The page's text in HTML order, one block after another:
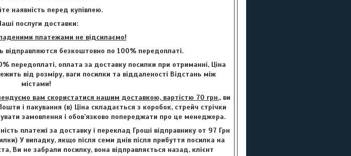
наявність перед купівлею.
послуги доставки:
платежами не відсилаємо!
відправляются безкоштовно по 100% передоплаті.
передоплаті, оплата за доставку посилки при отриманні, Ціна
від розміру, ваги посилки та віддаленості Відстань між
містами!
вам скористатися нашим доставкою, вартістю 70 грн., ви
і пакування (в) Ціна складається з коробок, стрейч стрічки
замовлення і обов’язково попереджати про це менеджера.
платежі за доставку і переклад Гроші відправнику от 97 Грн
У випадку, якщо після семи днів після прибуття посилка на
Ви не забрали посилку, вона відправляється назад, клієнт